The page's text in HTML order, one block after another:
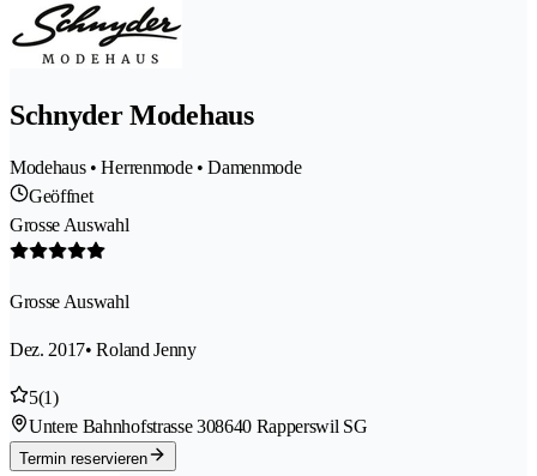
Schnyder Modehaus
Modehaus • Herrenmode • Damenmode
Geöffnet
Grosse Auswahl
Grosse Auswahl
Dez. 2017• Roland Jenny
5(1)
Untere Bahnhofstrasse 308640 Rapperswil SG
Termin reservieren